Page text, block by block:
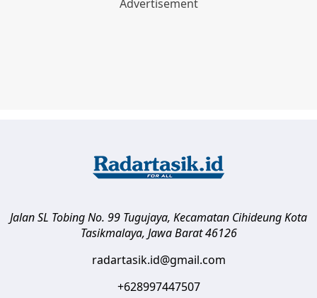
Jalan SL Tobing No. 99 Tugujaya, Kecamatan CihideungKota
Tasikmalaya, Jawa Barat 46126
radartasik.id@gmail.com
+628997447507